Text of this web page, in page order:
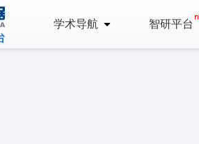
学术导航 智研平台